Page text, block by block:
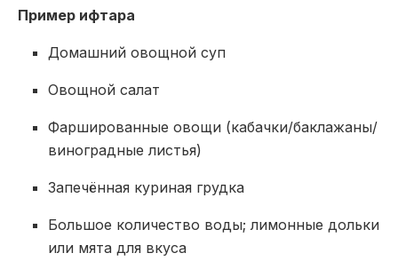
Пример ифтара
Домашний овощной суп
Овощной салат
Фаршированные овощи (кабачки/баклажаны/
виноградные листья)
Запечённая куриная грудка
Большое количество воды; лимонные дольки
или мята для вкуса